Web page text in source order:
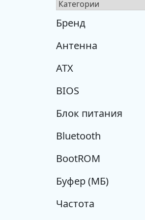
Бренд
Антенна
ATX
BIOS
Блок питания
Bluetooth
BootROM
Буфер (МБ)
Частота